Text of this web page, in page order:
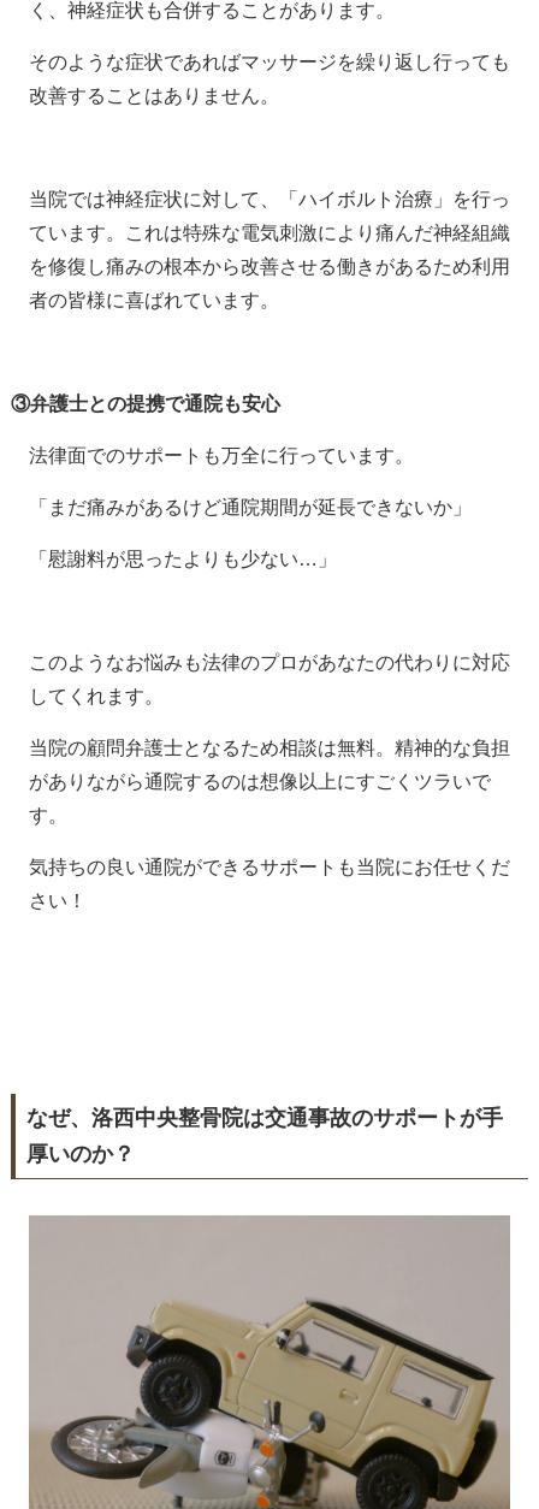
く、神経症状も合併することがあります。
そのような症状であればマッサージを繰り返し行っても
改善することはありません。
当院では神経症状に対して、「ハイボルト治療」を行っ
ています。これは特殊な電気刺激により痛んだ神経組織
を修復し痛みの根本から改善させる働きがあるため利用
者の皆様に喜ばれています。
③弁護士との提携で通院も安心
法律面でのサポートも万全に行っています。
「まだ痛みがあるけど通院期間が延長できないか」
「慰謝料が思ったよりも少ない…」
このようなお悩みも法律のプロがあなたの代わりに対応
してくれます。
当院の顧問弁護士となるため相談は無料。精神的な負担
がありながら通院するのは想像以上にすごくツラいで
す。
気持ちの良い通院ができるサポートも当院にお任せくだ
さい！
なぜ、洛西中央整骨院は交通事故のサポートが手
厚いのか？